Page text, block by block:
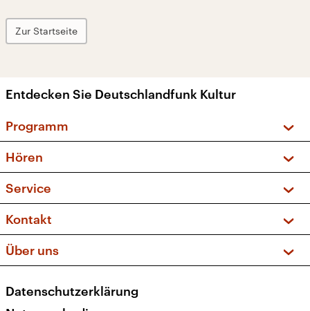
Zur Startseite
Entdecken Sie Deutschlandfunk Kultur
Programm
Sendungen und Podcasts
Musikliste
Kakadu – Das Kinderprogramm
Hören
Frequenzen (UKW + DAB+)
Service
FAQ
Apps
Newsletter
Kontakt
Social Media
Über uns
Presse
Datenschutzerklärung